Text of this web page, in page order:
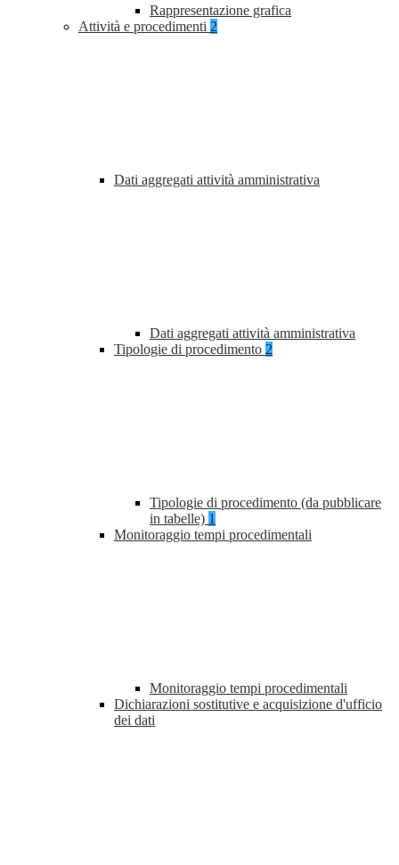
Rappresentazione grafica
Attività e procedimenti 2
Dati aggregati attività amministrativa
Dati aggregati attività amministrativa
Tipologie di procedimento 2
Tipologie di procedimento (da pubblicare
in tabelle) 1
Monitoraggio tempi procedimentali
Monitoraggio tempi procedimentali
Dichiarazioni sostitutive e acquisizione d'ufficio
dei dati